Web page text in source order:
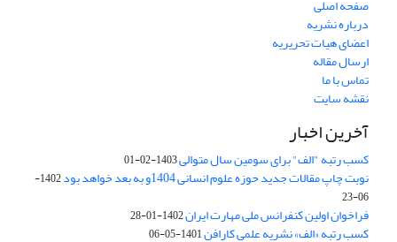
صفحه اصلی
درباره نشریه
اعضای هیات تحریریه
ارسال مقاله
تماس با ما
نقشه سایت
آخرین اخبار
کسب رتبه "الف" برای سومین سال متوالی1403-02-01
نوبت چاپ مقالات جدید حوزه علوم انسانی 1404و به بعد خواهد بود
1402-
06-23
فراخوان اولین کنفرانس ملی مهارت ایران1402-01-28
کسب رتبه «الف» نشریه علمی کارافن1401-05-06